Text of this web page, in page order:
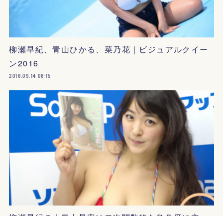
柳瀬早紀、青山ひかる、菜乃花｜ビジュアルクイー
ン2016
2016.09.14 06:15